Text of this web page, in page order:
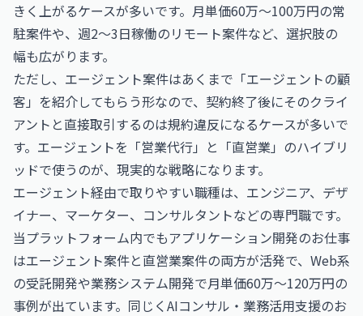
きく上がるケースが多いです。月単価60万〜100万円の常
駐案件や、週2〜3日稼働のリモート案件など、選択肢の
幅も広がります。
ただし、エージェント案件はあくまで「エージェントの顧
客」を紹介してもらう形なので、契約終了後にそのクライ
アントと直接取引するのは規約違反になるケースが多いで
す。エージェントを「営業代行」と「直営業」のハイブリ
ッドで使うのが、現実的な戦略になります。
エージェント経由で取りやすい職種は、エンジニア、デザ
イナー、マーケター、コンサルタントなどの専門職です。
当プラットフォーム内でもアプリケーション開発のお仕事
はエージェント案件と直営業案件の両方が活発で、Web系
の受託開発や業務システム開発で月単価60万〜120万円の
事例が出ています。同じくAIコンサル・業務活用支援のお